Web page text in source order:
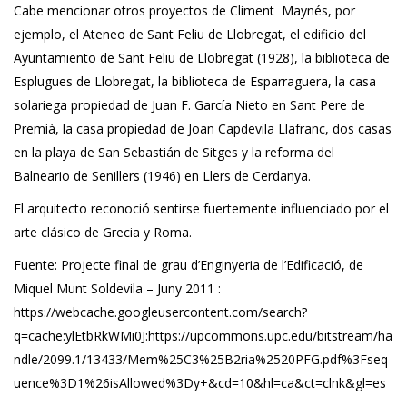
Cabe mencionar otros proyectos de Climent Maynés, por
ejemplo, el Ateneo de Sant Feliu de Llobregat, el edificio del
Ayuntamiento de Sant Feliu de Llobregat (1928), la biblioteca de
Esplugues de Llobregat, la biblioteca de Esparraguera, la casa
solariega propiedad de Juan F. García Nieto en Sant Pere de
Premià, la casa propiedad de Joan Capdevila Llafranc, dos casas
en la playa de San Sebastián de Sitges y la reforma del
Balneario de Senillers (1946) en Llers de Cerdanya.
El arquitecto reconoció sentirse fuertemente influenciado por el
arte clásico de Grecia y Roma.
Fuente: Projecte final de grau d’Enginyeria de l’Edificació, de
Miquel Munt Soldevila – Juny 2011 :
https://webcache.googleusercontent.com/search?
q=cache:ylEtbRkWMi0J:https://upcommons.upc.edu/bitstream/ha
ndle/2099.1/13433/Mem%25C3%25B2ria%2520PFG.pdf%3Fseq
uence%3D1%26isAllowed%3Dy+&cd=10&hl=ca&ct=clnk&gl=es